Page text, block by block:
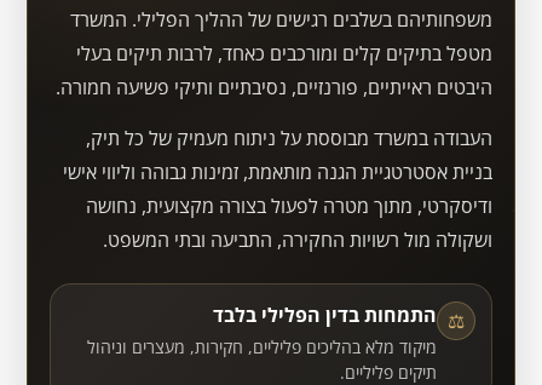
משפחותיהם בשלבים רגישים של ההליך הפלילי. המשרד
מטפל בתיקים קלים ומורכבים כאחד, לרבות תיקים בעלי
היבטים ראייתיים, פורנזיים, נסיבתיים ותיקי פשיעה חמורה.
העבודה במשרד מבוססת על ניתוח מעמיק של כל תיק,
בניית אסטרטגיית הגנה מותאמת, זמינות גבוהה וליווי אישי
ודיסקרטי, מתוך מטרה לפעול בצורה מקצועית, נחושה
ושקולה מול רשויות החקירה, התביעה ובתי המשפט.
⚖ התמחות בדין הפלילי בלבד
מיקוד מלא בהליכים פליליים, חקירות, מעצרים וניהול
תיקים פליליים.